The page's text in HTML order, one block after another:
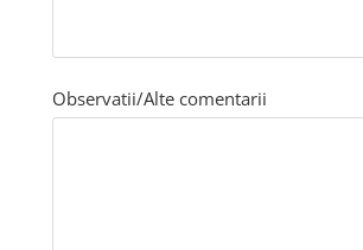
Observatii/Alte comentarii